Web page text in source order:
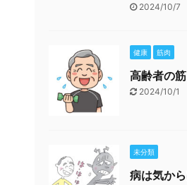
2024/10/7
健康 筋肉
高齢者の
2024/10/1
未分類
病は気か